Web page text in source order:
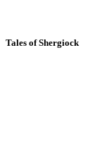
Tales of Shergiock